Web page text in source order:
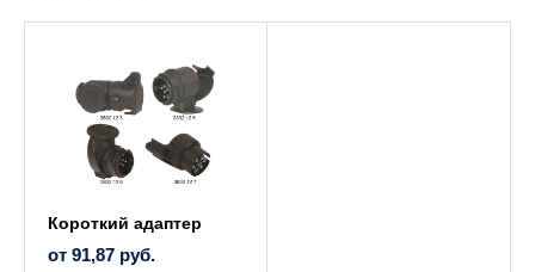
Короткий адаптер
от 91,87 руб.